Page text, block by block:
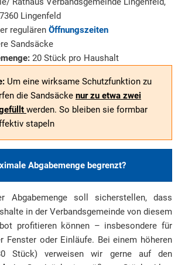
Lingenfeld
regulären Öffnungszeiten
Sandsäcke
20 Stück pro Haushalt
Um eine wirksame Schutzfunktion zu
die Sandsäcke nur zu etwa zwei
werden. So bleiben sie formbar
stapeln
Abgabemenge begrenzt?
Abgabemenge soll sicherstellen, dass
in der Verbandsgemeinde von diesem
profitieren können – insbesondere für
Fenster oder Einläufe. Bei einem höheren
Stück) verweisen wir gerne auf den